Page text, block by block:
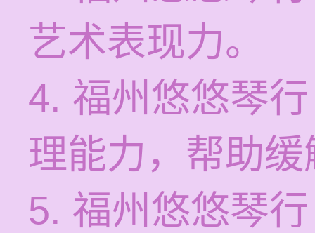
艺术表现力。
4. 福州悠悠琴
理能力，帮助
5. 福州悠悠琴